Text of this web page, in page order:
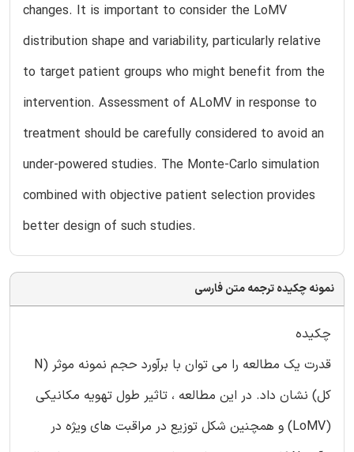
changes. It is important to consider the LoMV
distribution shape and variability, particularly relative
to target patient groups who might benefit from the
intervention. Assessment of ALoMV in response to
treatment should be carefully considered to avoid an
under-powered studies. The Monte-Carlo simulation
combined with objective patient selection provides
better design of such studies.
نمونه چکیده ترجمه متن فارسی
چکیده
قدرت یک مطالعه را می توان با برآورد حجم نمونه موثر (N
کل) نشان داد. در این مطالعه ، تاثیر طول تهویه مکانیکی
(LoMV) و همچنین شکل توزیع در مراقبت های ویژه در